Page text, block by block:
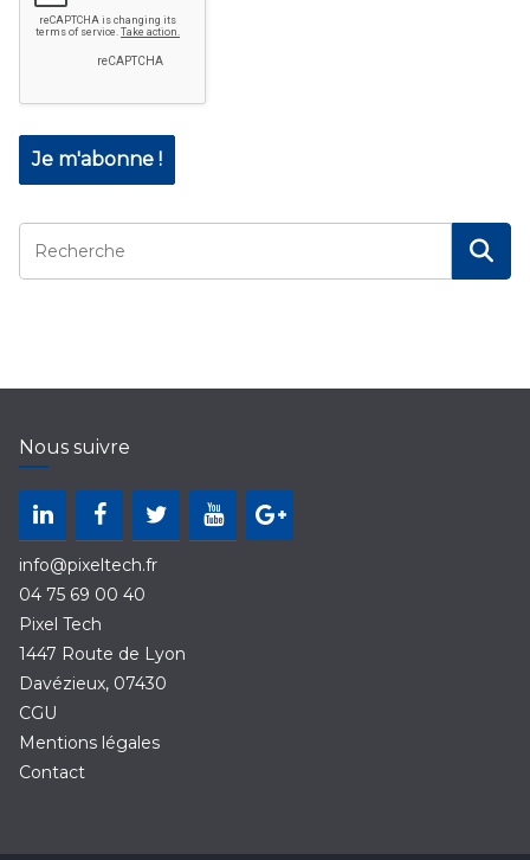
Nous suivre
info@pixeltech.fr
04 75 69 00 40
Pixel Tech
1447 Route de Lyon
Davézieux, 07430
CGU
Mentions légales
Contact